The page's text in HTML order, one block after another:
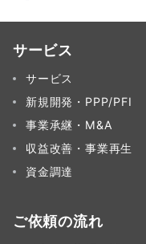
サービス
サービス
新規開発・PPP/PFI
事業承継・M&A
収益改善・事業再生
資金調達
ご依頼の流れ